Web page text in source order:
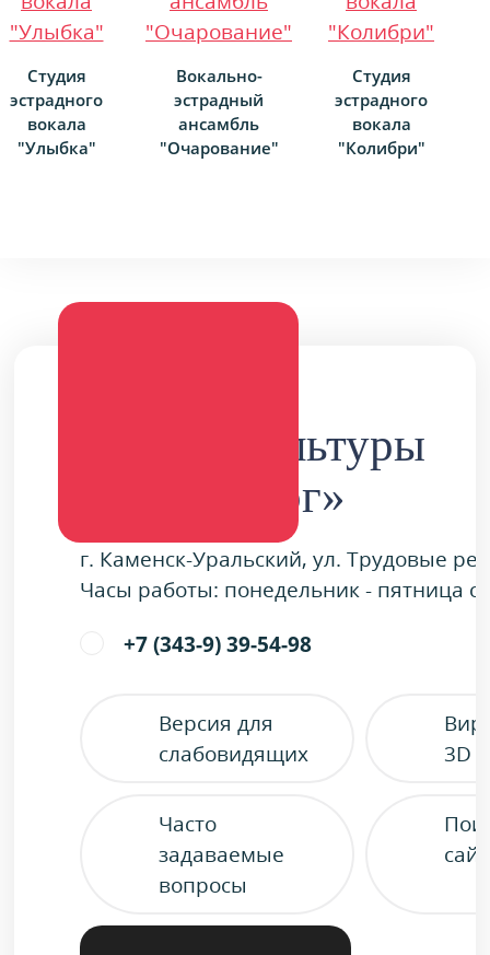
Студия
эстрадного
вокала
"Улыбка"
Вокально-
эстрадный
ансамбль
"Очарование"
Студия
эстрадного
вокала
"Колибри"
Дворец культуры
«Металлург»
г. Каменск-Уральский, ул. Трудовые
Часы работы: понедельник - пятница с
+7 (343-9) 39-54-98
Версия для
слабовидящих
3D
Часто
задаваемые
вопросы